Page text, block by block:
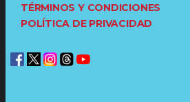
TÉRMINOS Y CONDICIONES
POLÍTICA DE PRIVACIDAD